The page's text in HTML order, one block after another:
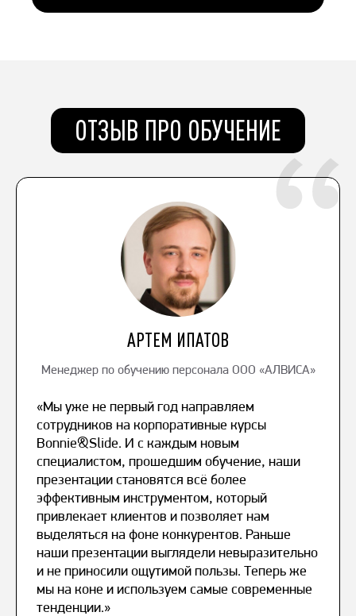
ОТЗЫВ ПРО ОБУЧЕНИЕ
АРТЕМ ИПАТОВ
Менеджер по обучению персонала ООО «АЛВИСА»
«Мы уже не первый год направляем
сотрудников на корпоративные курсы
Bonnie&Slide. И с каждым новым
специалистом, прошедшим обучение, наши
презентации становятся всё более
эффективным инструментом, который
привлекает клиентов и позволяет нам
выделяться на фоне конкурентов. Раньше
наши презентации выглядели невыразительно
и не приносили ощутимой пользы. Теперь же
мы на коне и используем самые современные
тенденции.»